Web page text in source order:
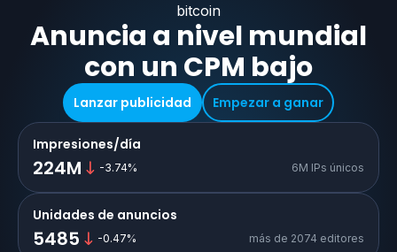
bitcoin
Anuncia a nivel mundial
con un CPM bajo
Lanzar publicidad Empezar a ganar
Impresiones/día
224M -3.74% 6M IPs únicos
Unidades de anuncios
5485 -0.47% más de 2074 editores